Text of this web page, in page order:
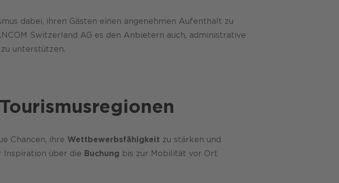
dabei, ihren Gästen einen angenehmen Aufenthalt zu
Switzerland AG es den Anbietern auch, administrative
unterstützen.
Chancen, ihre Wettbewerbsfähigkeit zu stärken und
Inspiration über die Buchung bis zur Mobilität vor Ort